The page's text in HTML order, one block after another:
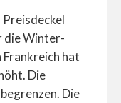
Preisdeckel
die Winter-
Frankreich hat
Die
Die